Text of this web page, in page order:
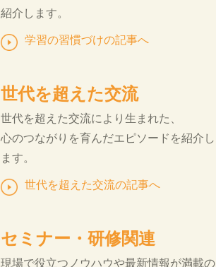
紹介します。
学習の習慣づけの記事へ
世代を超えた交流
世代を超えた交流により生まれた、
心のつながりを育んだエピソードを紹介し
ます。
世代を超えた交流の記事へ
セミナー・研修関連
現場で役立つノウハウや最新情報が満載の